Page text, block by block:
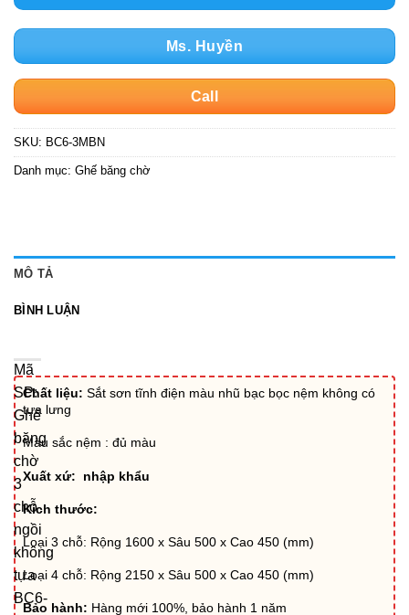
Ms. Huyền
Call
SKU: BC6-3MBN
Danh mục: Ghế băng chờ
MÔ TẢ
BÌNH LUẬN
Mã
SP:
Ghế
băng
chờ
3
chỗ
ngồi
không
tựa
BC6-
Chất liệu: Sắt sơn tĩnh điện màu nhũ bạc bọc nệm không có
tựa lưng
Màu sắc nệm : đủ màu
Xuất xứ: nhập khẩu
Kích thước:
Loại 3 chỗ: Rộng 1600 x Sâu 500 x Cao 450 (mm)
Loại 4 chỗ: Rộng 2150 x Sâu 500 x Cao 450 (mm)
Bảo hành: Hàng mới 100%, bảo hành 1 năm